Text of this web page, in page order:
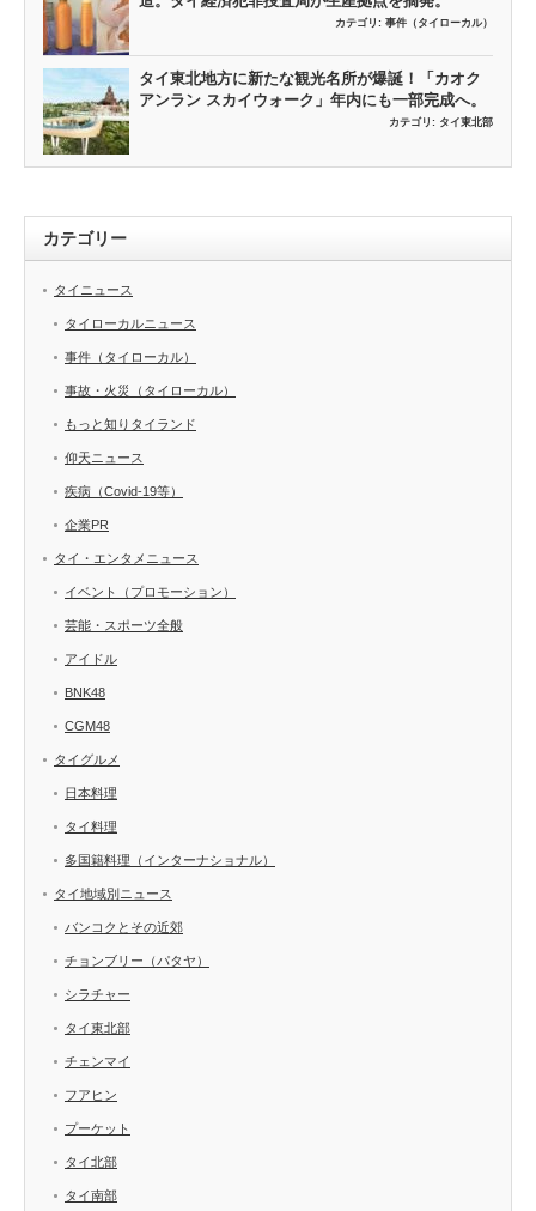
カテゴリ: 事件（タイローカル）
タイ東北地方に新たな観光名所が爆誕！「カオク
アンラン スカイウォーク」年内にも一部完成へ。
カテゴリ: タイ東北部
カテゴリー
タイニュース
タイローカルニュース
事件（タイローカル）
事故・火災（タイローカル）
もっと知りタイランド
仰天ニュース
疾病（Covid-19等）
企業PR
タイ・エンタメニュース
イベント（プロモーション）
芸能・スポーツ全般
アイドル
BNK48
CGM48
タイグルメ
日本料理
タイ料理
多国籍料理（インターナショナル）
タイ地域別ニュース
バンコクとその近郊
チョンブリー（パタヤ）
シラチャー
タイ東北部
チェンマイ
フアヒン
プーケット
タイ北部
タイ南部